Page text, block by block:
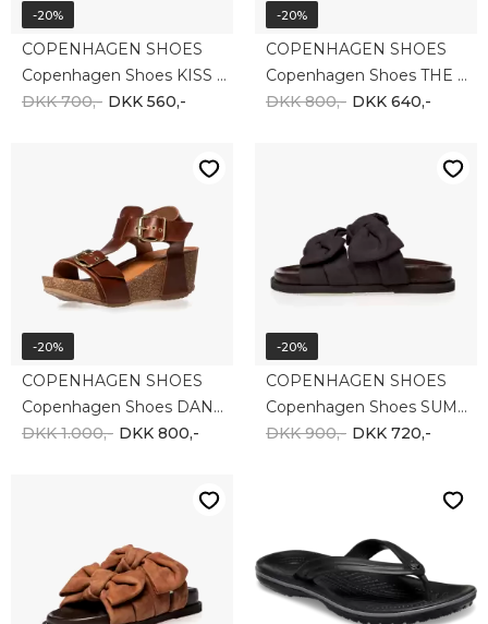
-20%
COPENHAGEN SHOES
Copenhagen Shoes KISS CS8942-0012
DKK 700,- DKK 560,-
-20%
COPENHAGEN SHOES
Copenhagen Shoes THE DANCE CS8981-004
DKK 800,- DKK 640,-
-20%
COPENHAGEN SHOES
Copenhagen Shoes DANCE AND SMILE CS8991-0241
DKK 1.000,- DKK 800,-
-20%
COPENHAGEN SHOES
Copenhagen Shoes SUMMER DREAM SUEDE CS8399-0012
DKK 900,- DKK 720,-